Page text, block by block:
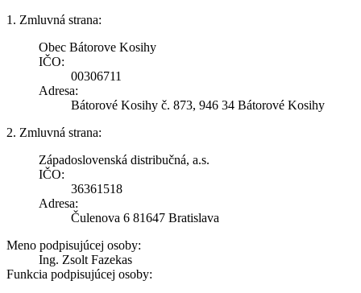
1. Zmluvná strana:
Obec Bátorove Kosihy
IČO:
00306711
Adresa:
Bátorové Kosihy č. 873, 946 34 Bátorové Kosihy
2. Zmluvná strana:
Západoslovenská distribučná, a.s.
IČO:
36361518
Adresa:
Čulenova 6 81647 Bratislava
Meno podpisujúcej osoby:
Ing. Zsolt Fazekas
Funkcia podpisujúcej osoby: